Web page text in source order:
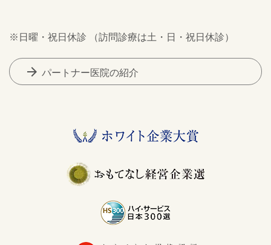
※日曜・祝日休診 （訪問診療は土・日・祝日休診）
arrow_forward パートナー医院の紹介